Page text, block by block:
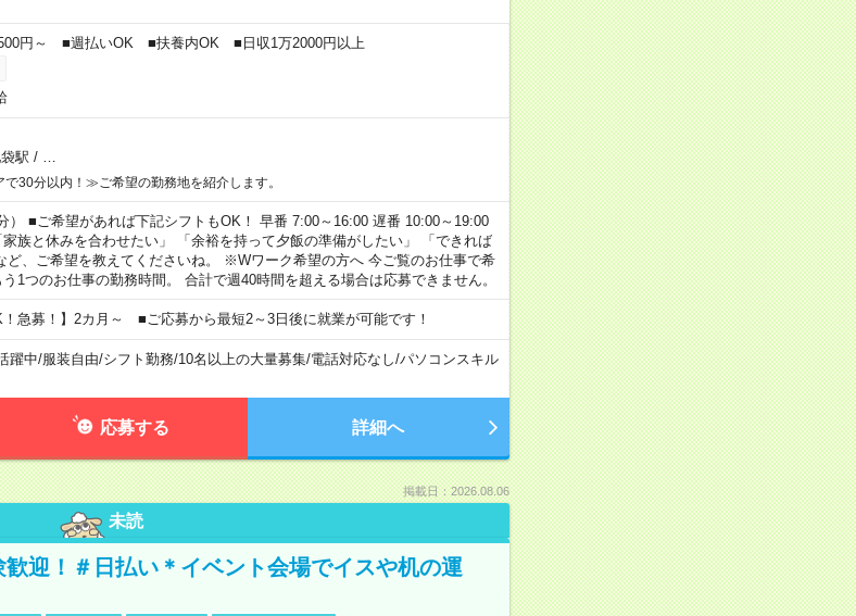
円～ ■週払いOK ■扶養内OK ■日収1万2000円以上
駅 /
30分以内！≫ご希望の勤務地を紹介します。
） ■ご希望があれば下記シフトもOK！ 早番 7:00～16:00 遅番 10:00～19:00
族と休みを合わせたい」 「余裕を持って夕飯の準備がしたい」 「できれば
ど、ご希望を教えてくださいね。 ※Wワーク希望の方へ 今ご覧のお仕事で希
1つのお仕事の勤務時間。 合計で週40時間を超える場合は応募できません。
！急募！】2カ月～ ■ご応募から最短2～3日後に就業が可能です！
躍中/服装自由/シフト勤務/10名以上の大量募集/電話対応なし/パソコンスキル
応募する 詳細へ
掲載日：2026.08.06
未読
迎！＃日払い＊イベント会場でイスや机の運